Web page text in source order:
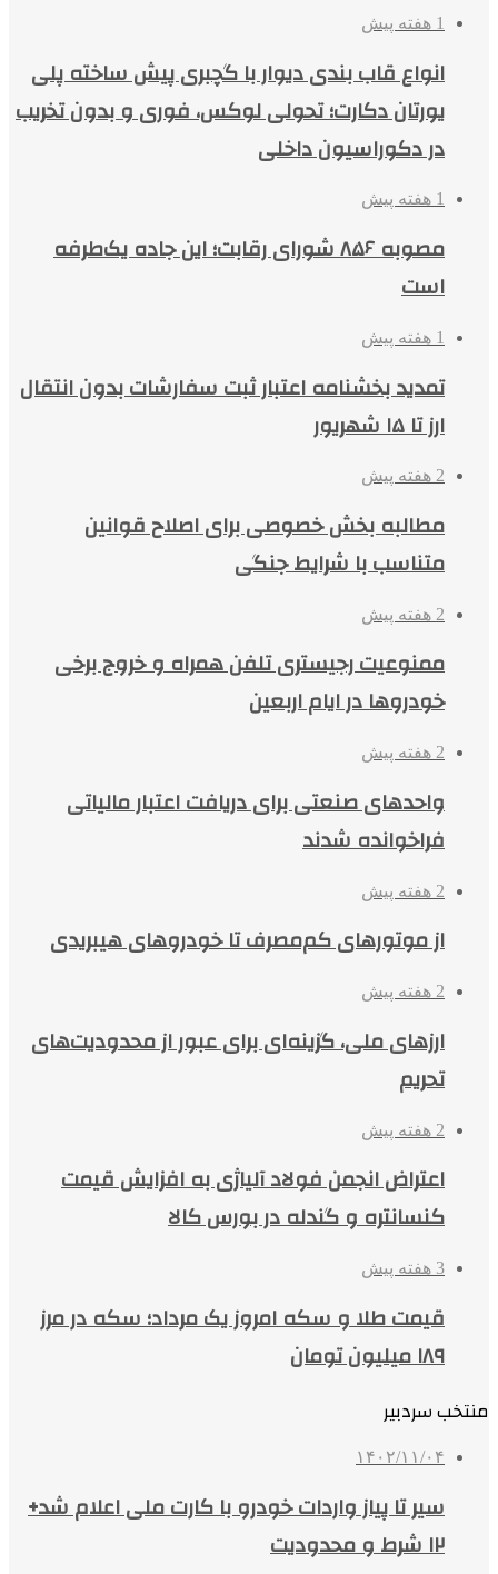
1 هفته پیش
انواع قاب بندی دیوار با گچبری پیش ساخته پلی
یورتان دکارت؛ تحولی لوکس، فوری و بدون تخریب
در دکوراسیون داخلی
1 هفته پیش
مصوبه ۸۵۶ شورای رقابت؛ این جاده یک‌طرفه
است
1 هفته پیش
تمدید بخشنامه اعتبار ثبت سفارشات بدون انتقال
ارز تا ۱۵ شهریور
2 هفته پیش
مطالبه بخش خصوصی برای اصلاح قوانین
متناسب با شرایط جنگی
2 هفته پیش
ممنوعیت رجیستری تلفن همراه و خروج برخی
خودروها در ایام اربعین
2 هفته پیش
واحدهای صنعتی برای دریافت اعتبار مالیاتی
فراخوانده شدند
2 هفته پیش
از موتورهای کم‌مصرف تا خودروهای هیبریدی
2 هفته پیش
ارزهای ملی، گزینه‌ای برای عبور از محدودیت‌های
تحریم
2 هفته پیش
اعتراض انجمن فولاد آلیاژی به افزایش قیمت
کنسانتره و گندله در بورس کالا
3 هفته پیش
قیمت طلا و سکه امروز یک مرداد؛ سکه در مرز
۱۸۹ میلیون تومان
منتخب سردبیر
۱۴۰۲/۱۱/۰۴
سیر تا پیاز واردات خودرو با کارت ملی اعلام شد+
۱۲ شرط و محدودیت